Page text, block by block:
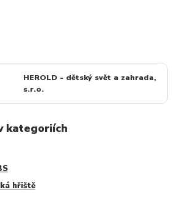
HEROLD - dětský svět a zahrada,
s.r.o.
kategoriích
hřiště